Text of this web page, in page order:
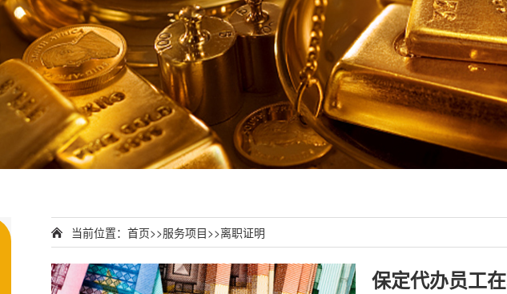
当前位置： 首页>>服务项目>>离职证明
保定代办员工